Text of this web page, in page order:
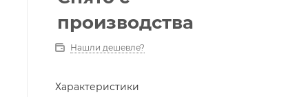
производства
Нашли дешевле?
Характеристики